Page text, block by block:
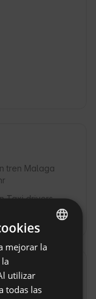
tren Malaga
Taxidrivers
ENGLISH
POLISH
mejorar la
utilizar
todas las